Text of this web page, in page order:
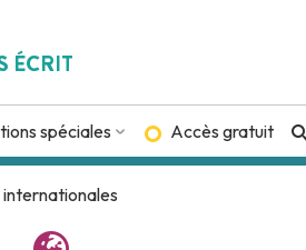
ÉCRIT
spéciales Accès gratuit
internationales